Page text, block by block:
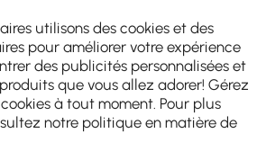
utilisons des cookies et des
pour améliorer votre expérience
des publicités personnalisées et
que vous allez adorer! Gérez
à tout moment. Pour plus
notre politique en matière de